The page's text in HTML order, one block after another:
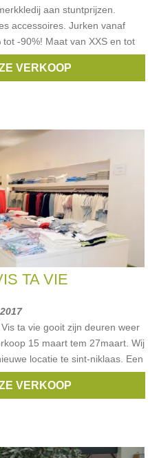
aan stuntprijzen.
accessoires. Jurken vanaf
-90%! Maat van XXS en tot
Hugo Boss,Gant
VERKOOP
TA VIE
ta vie gooit zijn deuren weer
15 maart tem 27maart. Wij
locatie te sint-niklaas. Een
, Armani,Diesel
VERKOOP